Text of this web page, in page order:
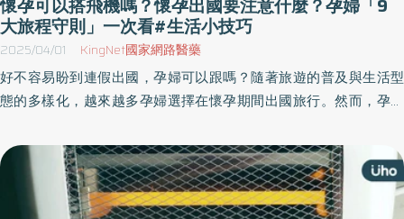
懷孕可以搭飛機嗎？懷孕出國要注意什麼？孕婦「9
大旅程守則」一次看#生活小技巧
2025/04/01 KingNet國家網路醫藥
好不容易盼到連假出國，孕婦可以跟嗎？隨著旅遊的普及與生活型
態的多樣化，越來越多孕婦選擇在懷孕期間出國旅行。然而，孕期
整理一篇孕婦旅行充足的準備與適當的防護措施，能確保孕婦的旅
程更加順利與安全。